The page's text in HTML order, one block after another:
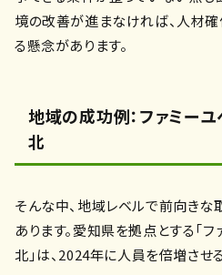
境の改善が進まなければ、人材
る懸念があります。
地域の成功例：ファミー
北
そんな中、地域レベルで前向き
あります。愛知県を拠点とする「
北」は、2024年に人員を倍増させ